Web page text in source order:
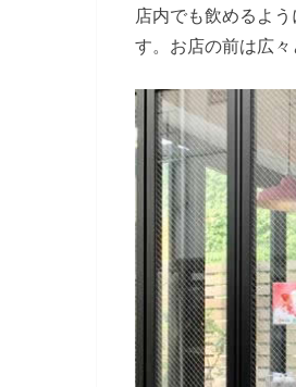
店内でも飲めるよ
す。お店の前は広々